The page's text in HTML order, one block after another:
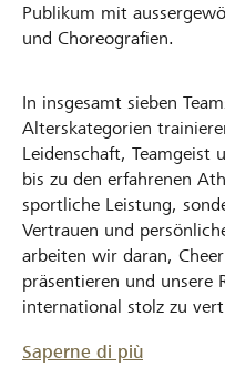
Publikum mit
und Choreografien.
In insgesamt sieben
Alterskategorien
Leidenschaft, Teamgeist
bis zu den erfahrenen
sportliche Leistung,
Vertrauen und
arbeiten wir daran,
präsentieren und unsere
international stolz zu
Saperne di più